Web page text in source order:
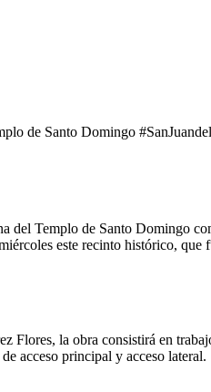
de Santo Domingo
del Templo de Santo Domingo
este recinto histórico, que
la obra consistirá en
acceso principal y acceso lateral.